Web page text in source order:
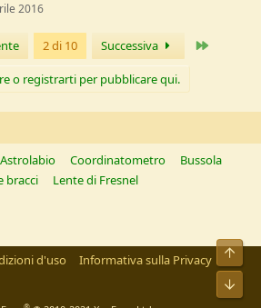
2016
2 di 10 Successiva
o registrarti per pubblicare qui.
Astrolabio Coordinatometro
Bussola
bracci Lente di Fresnel
d'uso
Informativa sulla Privacy
Alto